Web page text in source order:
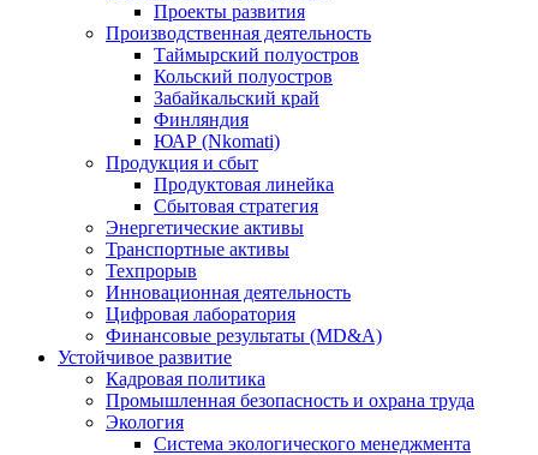
Проекты развития
Производственная деятельность
Таймырский полуостров
Кольский полуостров
Забайкальский край
Финляндия
ЮАР (Nkomati)
Продукция и сбыт
Продуктовая линейка
Сбытовая стратегия
Энергетические активы
Транспортные активы
Техпрорыв
Инновационная деятельность
Цифровая лаборатория
Финансовые результаты (MD&A)
Устойчивое развитие
Кадровая политика
Промышленная безопасность и охрана труда
Экология
Система экологического менеджмента